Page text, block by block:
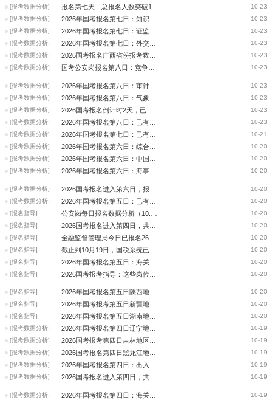
10-23
[报考数据分析]
10-23
[报考数据分析]
10-23
[报考数据分析]
10-23
[报考数据分析]
10-23
[报考数据分析]
10-23
[报考数据分析]
10-23
[报考数据分析]
10-23
[报考数据分析]
10-23
[报考数据分析]
10-23
[报考数据分析]
10-21
[报考数据分析]
10-20
[报考数据分析]
10-20
[报考数据分析]
10-20
[报考数据分析]
10-20
[报考数据分析]
10-20
[报考数据分析]
10-20
[报名指导]
10-20
[报名指导]
10-20
[报名指导]
10-20
[报名指导]
10-20
[报名指导]
10-20
[报名指导]
10-20
[报名指导]
10-20
[报名指导]
10-20
[报名指导]
10-19
[报考数据分析]
10-19
[报考数据分析]
10-19
[报考数据分析]
10-19
[报考数据分析]
10-19
[报考数据分析]
10-19
[报考数据分析]